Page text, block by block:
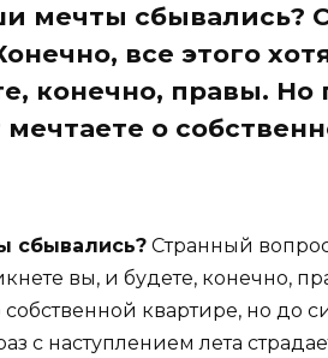
мечты сбывались?
все этого
конечно, правы. Но
о
сбывались? Странный
вы, и будете, конечно,
собственной квартире, но до
наступлением лета